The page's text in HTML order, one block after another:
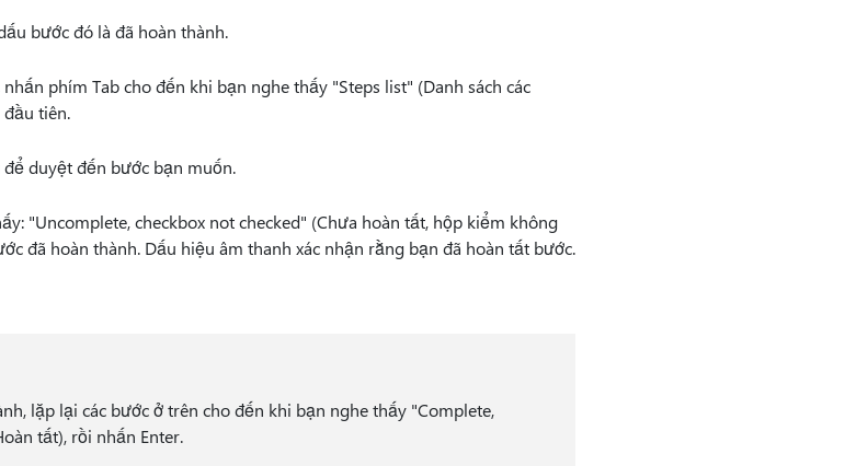
bước đó là đã hoàn thành.
phím Tab cho đến khi bạn nghe thấy "Steps list" (Danh sách các
tiên.
duyệt đến bước bạn muốn.
"Uncomplete, checkbox not checked" (Chưa hoàn tất, hộp kiểm không
đã hoàn thành. Dấu hiệu âm thanh xác nhận rằng bạn đã hoàn tất bước.
lặp lại các bước ở trên cho đến khi bạn nghe thấy "Complete,
tất), rồi nhấn Enter.